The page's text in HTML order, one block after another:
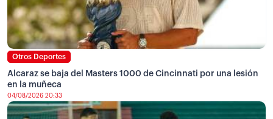
Otros Deportes
Alcaraz se baja del Masters 1000 de Cincinnati por una lesión
en la muñeca
04/08/2026 20:33